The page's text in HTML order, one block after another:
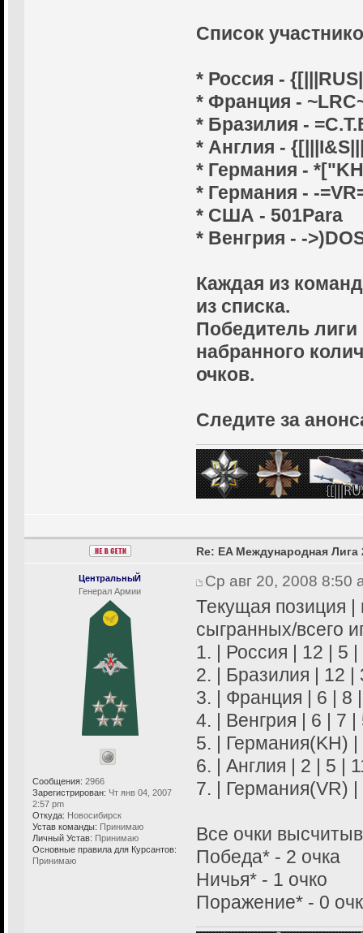
Cписок
* Россия -
* Франция -
* Бразилия -
* Англия -
* Германия -
* Германия - -
* США - 501Para
* Венгрия - -
Каждая из
из списка.
Победитель
набранного
очков.
Следите за
ЦентральныЙ
Генерал Армии
Сообщения: 2966
Зарегистрирован: Чт янв 04, 2007
2:57 pm
Откуда: Новосибирск
Устав команды: Принимаю
Личный Устав: Принимаю
Основные правила для Курсантов:
Принимаю
Re: EA Международная Лига
Ср авг 20, 2008 8:50
Текущая позиция |
сыгранных/всего
1. | Россия | 12 | 5
2. | Бразилия | 12 |
3. | Франция | 6 | 8
4. | Венгрия | 6 | 7
5. | Германия(KH)
6. | Англия | 2 | 5 |
7. | Германия(VR)
Все очки
Победа* - 2 очка
Ничья* - 1 очко
Поражение* - 0